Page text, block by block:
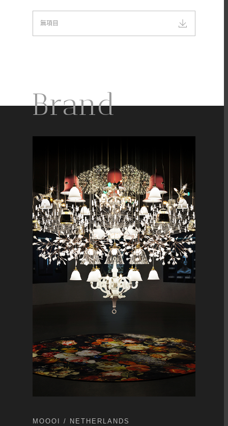
無項目
Brand
MOOOI / NETHERLANDS